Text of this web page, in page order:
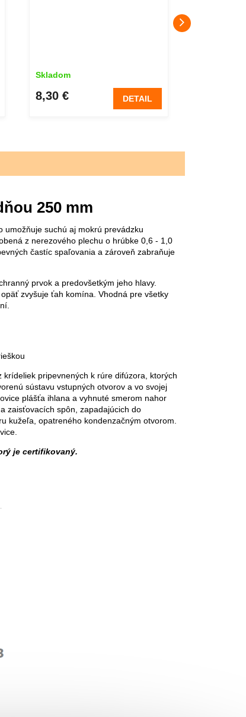
Skladom
8,30 € DETAIL
250 mm
umožňuje suchú aj mokrú prevádzku
z nerezového plechu o hrúbke 0,6 - 1,0
častíc spaľovania a zároveň zabraňuje
prvok a predovšetkým jeho hlavy.
zvyšuje ťah komína. Vhodná pre všetky
pripevnených k rúre difúzora, ktorých
sústavu vstupných otvorov a vo svojej
plášťa ihlana a vyhnuté smerom nahor
zaisťovacích spôn, zapadajúcich do
kužeľa, opatreného kondenzačným otvorom.
je certifikovaný.